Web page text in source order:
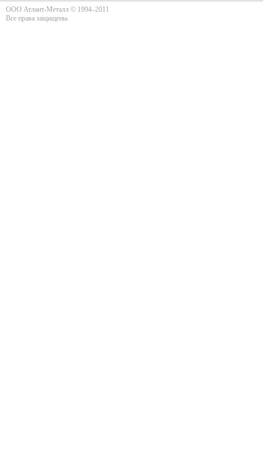
ООО Атлант-Металл © 1994–2011
Все права защищены.